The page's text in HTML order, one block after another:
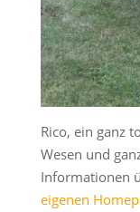
Rico, ein ganz
Wesen und
Informationen
eigenen